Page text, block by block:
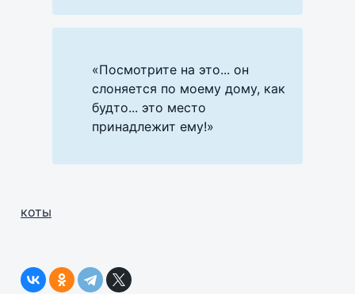
«Посмотрите на это... он
слоняется по моему дому, как
будто... это место
принадлежит ему!»
коты